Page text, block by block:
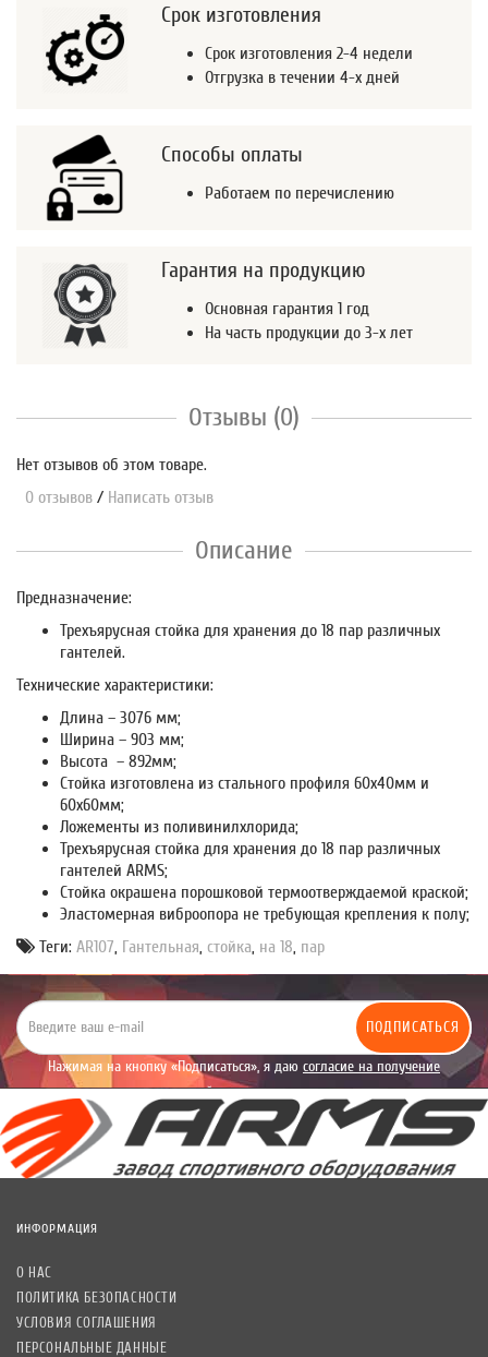
Срок изготовления
Срок изготовления 2-4 недели
Отгрузка в течении 4-х дней
Способы оплаты
Работаем по перечислению
Гарантия на продукцию
Основная гарантия 1 год
На часть продукции до 3-х лет
Отзывы (0)
Нет отзывов об этом товаре.
0 отзывов / Написать отзыв
Описание
Предназначение:
Трехъярусная стойка для хранения до 18 пар различных
гантелей.
Технические характеристики:
Длина – 3076 мм;
Ширина – 903 мм;
Высота – 892мм;
Стойка изготовлена из стального профиля 60х40мм и
60х60мм;
Ложементы из поливинилхлорида;
Трехъярусная стойка для хранения до 18 пар различных
гантелей ARMS;
Стойка окрашена порошковой термоотверждаемой краской;
Эластомерная виброопора не требующая крепления к полу;
Теги: AR107, Гантельная, стойка, на 18, пар
ПОДПИСАТЬСЯ
Нажимая на кнопку «Подписаться», я даю согласие на получение
уведомлений рекламного характера.
ИНФОРМАЦИЯ
О НАС
ПОЛИТИКА БЕЗОПАСНОСТИ
УСЛОВИЯ СОГЛАШЕНИЯ
ПЕРСОНАЛЬНЫЕ ДАННЫЕ